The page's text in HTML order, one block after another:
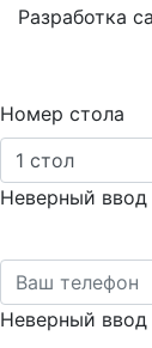
Разработка
Номер стола
Неверный ввод
Неверный ввод